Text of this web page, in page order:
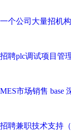
一个公司大量招机
招聘plc调试项目管
MES市场销售 base
招聘兼职技术支持